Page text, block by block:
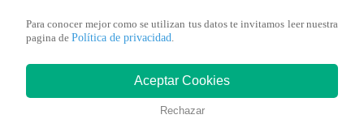
Gavi, la asociación público privada también denominada
50 millones de dólares para apoyar las
causado por la cepa Bundibugyo en la República
Según el informe de la decisión,
Para conocer mejor como se utilizan tus datos te invitamos leer nuestra
pagina de Política de privacidad.
Aceptar Cookies
Rechazar